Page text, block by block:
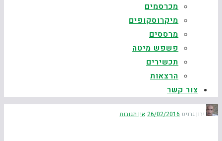
מכרסמים
מיקרוסקופים
מרססים
פשפש מיטה
תכשירים
הרצאות
צור קשר
ירון גרניט 26/02/2016 אין תגובות